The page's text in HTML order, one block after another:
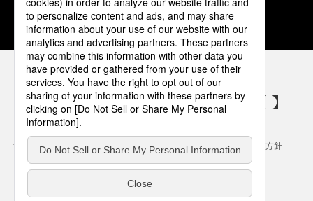
1 2 3 4 5
パナソニックの電気設備 SNSアカウント
サイトのご利用にあたって クッキーポリシー
個人情報保護方針
パナソニック ホールディングス
Area/Country